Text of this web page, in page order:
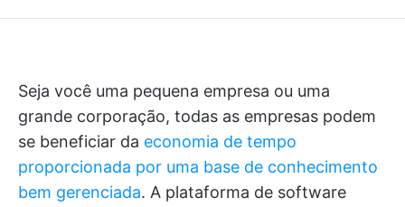
Seja você uma pequena empresa ou uma
grande corporação, todas as empresas podem
se beneficiar da economia de tempo
proporcionada por uma base de conhecimento
bem gerenciada. A plataforma de software